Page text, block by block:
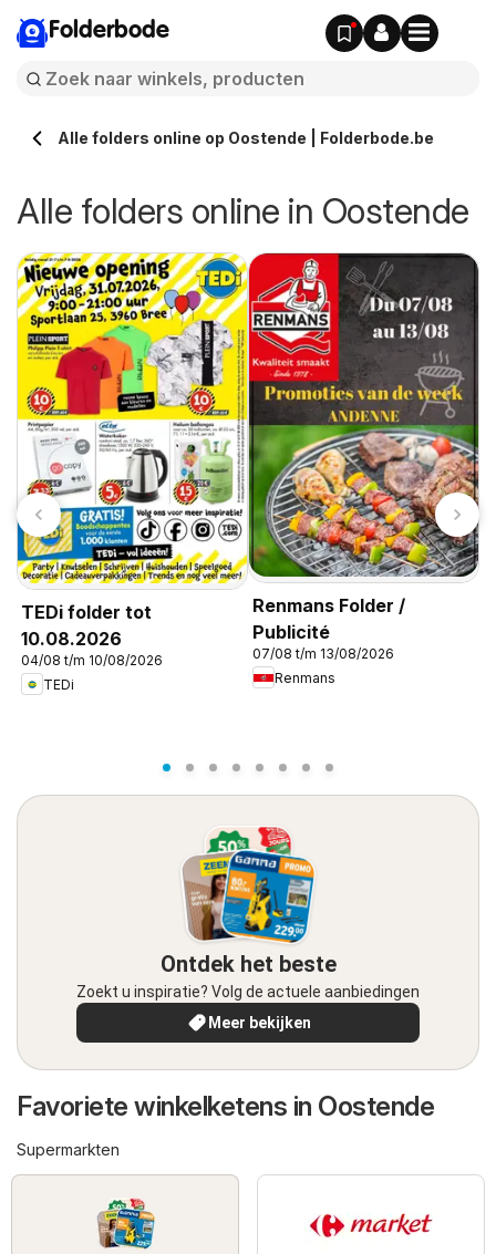
Folderbode
Alle folders online op Oostende | Folderbode.be
Alle folders online in Oostende
TEDi folder tot
10.08.2026
04/08 t/m 10/08/2026
TEDi
Renmans Folder /
Publicité
07/08 t/m 13/08/2026
Renmans
Ontdek het beste
Zoekt u inspiratie? Volg de actuele aanbiedingen
Meer bekijken
Favoriete winkelketens in Oostende
Supermarkten